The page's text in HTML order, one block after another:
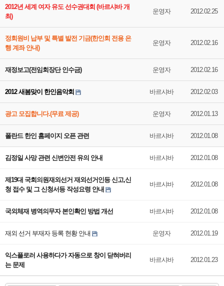
2012년 세계 여자 유도 선수권대회 (바르샤바 개
최)
운영자 2012.02.25
정회원비 납부 및 특별 발전 기금(한인회 전용 은
행 계좌 안내)
운영자 2012.02.16
재정보고(전임회장단 인수금) 운영자 2012.02.16
2012 새봄맞이 한인음악회 바르샤바 2012.02.03
광고 모집합니다.(무료 제공) 운영자 2012.01.13
폴란드 한인 홈페이지 오픈 관련 바르샤바 2012.01.08
김정일 사망 관련 신변안전 유의 안내 바르샤바 2012.01.08
제19대 국회의원재외선거 재외선거인등 신고,신
청 접수 및 그 신청서등 작성요령 안내
바르샤바 2012.01.08
국외체재 병역의무자 본인확인 방법 개선 바르샤바 2012.01.08
재외 선거 부재자 등록 현황 안내 운영자 2012.01.19
익스플로러 사용하다가 자동으로 창이 닫혀버리
는 문제
바르샤바 2012.01.23